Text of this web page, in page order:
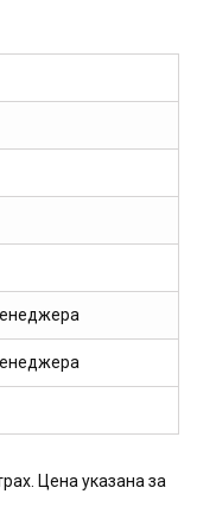
Цена указана за